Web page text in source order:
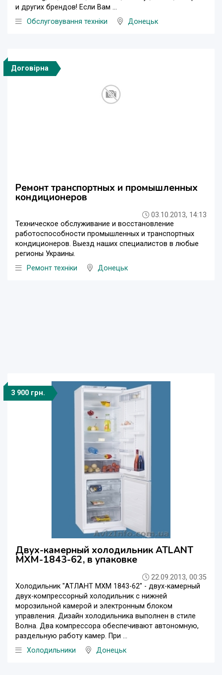
и других брендов! Если Вам ...
Обслуговування техніки
Донецьк
Договірна
Ремонт транспортных и промышленных
кондиционеров
03.10.2013, 14:13
Техническое обслуживание и восстановление
работоспособности промышленных и транспортных
кондиционеров. Выезд наших специалистов в любые
регионы Украины.
Ремонт техніки
Донецьк
3 900 грн.
Двух-камерный холодильник ATLANT
MXM-1843-62, в упаковке
22.09.2013, 00:35
Холодильник "АТЛАНТ МХМ 1843-62" - двух-камерный
двух-компрессорный холодильник с нижней
морозильной камерой и электронным блоком
управления. Дизайн холодильника выполнен в стиле
Волна. Два компрессора обеспечивают автономную,
раздельную работу камер. При ...
Холодильники
Донецьк